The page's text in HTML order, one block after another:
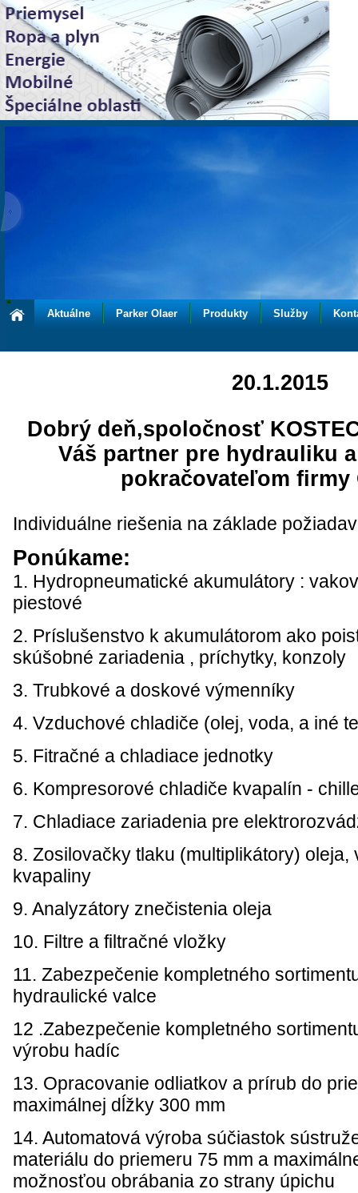
Aktuálne Parker Olaer Produkty Služby
20.1.2015
Dobrý deň,spoločnosť
Váš partner pre hydrauliku
pokračovateľom firmy
Individuálne riešenia na základe
Ponúkame:
1. Hydropneumatické akumulátory :
piestové
2. Príslušenstvo k akumulátorom ako
skúšobné zariadenia , príchytky, konzoly
3. Trubkové a doskové výmenníky
4. Vzduchové chladiče (olej, voda, a iné
5. Fitračné a chladiace jednotky
6. Kompresorové chladiče kvapalín -
7. Chladiace zariadenia pre
8. Zosilovačky tlaku (multiplikátory) oleja,
kvapaliny
9. Analyzátory znečistenia oleja
10. Filtre a filtračné vložky
11. Zabezpečenie kompletného
hydraulické valce
12 .Zabezpečenie kompletného
výrobu hadíc
13. Opracovanie odliatkov a prírub do
maximálnej dĺžky 300 mm
14. Automatová výroba súčiastok
materiálu do priemeru 75 mm a
možnosťou obrábania zo strany úpichu